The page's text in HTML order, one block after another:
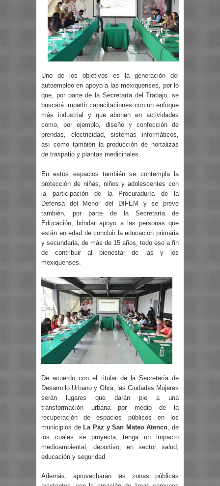
Uno de los objetivos es la generación del
autoempleo en apoyo a las mexiquenses, por lo
que, por parte de la Secretaría del Trabajo, se
buscará impartir capacitaciones con un enfoque
más industrial y que abonen en actividades
como, por ejemplo, diseño y confección de
prendas, electricidad, sistemas informáticos,
así como también la producción de hortalizas
de traspatio y plantas medicinales.
En estos espacios también se contempla la
protección de niñas, niños y adolescentes con
la participación de la Procuraduría de la
Defensa del Menor del DIFEM y se prevé
también, por parte de la Secretaría de
Educación, brindar apoyo a las personas que
están en edad de concluir la educación primaria
y secundaria, de más de 15 años, todo eso a fin
de contribuir al bienestar de las y los
mexiquenses.
De acuerdo con el titular de la Secretaría de
Desarrollo Urbano y Obra, las Ciudades Mujeres
serán lugares que darán pie a una
transformación urbana por medio de la
recuperación de espacios públicos en los
municipios de La Paz y San Mateo Atenco , de
los cuales se proyecta, tenga un impacto
medioambiental, deportivo, en sector salud,
educación y seguridad.
Además, aprovecharán las zonas públicas